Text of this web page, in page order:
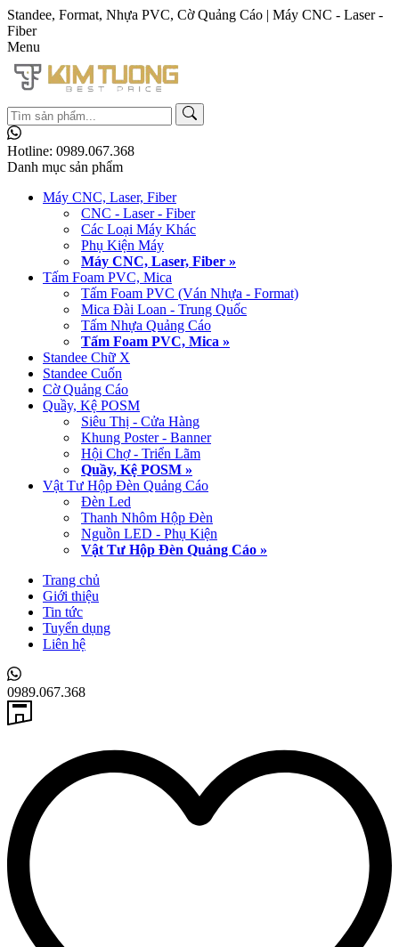
Standee, Format, Nhựa PVC, Cờ Quảng Cáo | Máy CNC - Laser -
Fiber
Menu
Hotline: 0989.067.368
Danh mục sản phẩm
Máy CNC, Laser, Fiber
CNC - Laser - Fiber
Các Loại Máy Khác
Phụ Kiện Máy
Máy CNC, Laser, Fiber »
Tấm Foam PVC, Mica
Tấm Foam PVC (Ván Nhựa - Format)
Mica Đài Loan - Trung Quốc
Tấm Nhựa Quảng Cáo
Tấm Foam PVC, Mica »
Standee Chữ X
Standee Cuốn
Cờ Quảng Cáo
Quầy, Kệ POSM
Siêu Thị - Cửa Hàng
Khung Poster - Banner
Hội Chợ - Triển Lãm
Quầy, Kệ POSM »
Vật Tư Hộp Đèn Quảng Cáo
Đèn Led
Thanh Nhôm Hộp Đèn
Nguồn LED - Phụ Kiện
Vật Tư Hộp Đèn Quảng Cáo »
Trang chủ
Giới thiệu
Tin tức
Tuyển dụng
Liên hệ
0989.067.368